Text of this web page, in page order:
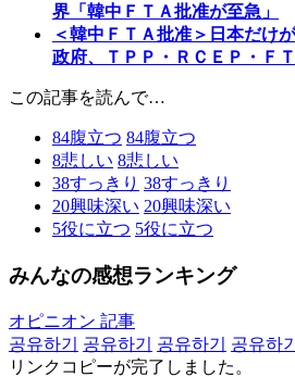
界「韓中ＦＴＡ批准が至急」
＜韓中ＦＴＡ批准＞日本だけ
政府、ＴＰＰ・ＲＣＥＰ・Ｆ
この記事を読んで…
84腹立つ 84腹立つ
8悲しい 8悲しい
38すっきり 38すっきり
20興味深い 20興味深い
5役に立つ 5役に立つ
みんなの感想ランキング
オピニオン 記事
공유하기
공유하기 공유하기 공유하기
リンクコピーが完了しました。